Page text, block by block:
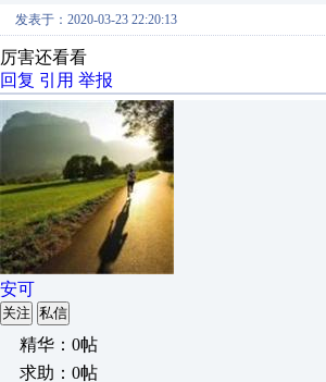
发表于：2020-03-23 22:20:13
厉害还看看
回复 引用 举报
安可
关注 私信
精华：0帖
求助：0帖